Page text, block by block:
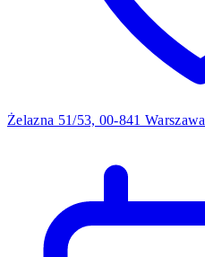
Żelazna 51/53, 00-841 Warszawa